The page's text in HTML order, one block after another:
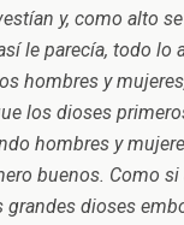
y, como alto
le parecía, todo lo
hombres y
los dioses
hombres y
buenos. Como
grandes dioses